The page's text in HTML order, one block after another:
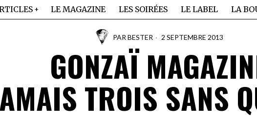
LE MAGAZINE LES SOIRÉES LE LABEL LA
PAR BESTER 2 SEPTEMBRE 2013
GONZAÏ
TROIS SANS